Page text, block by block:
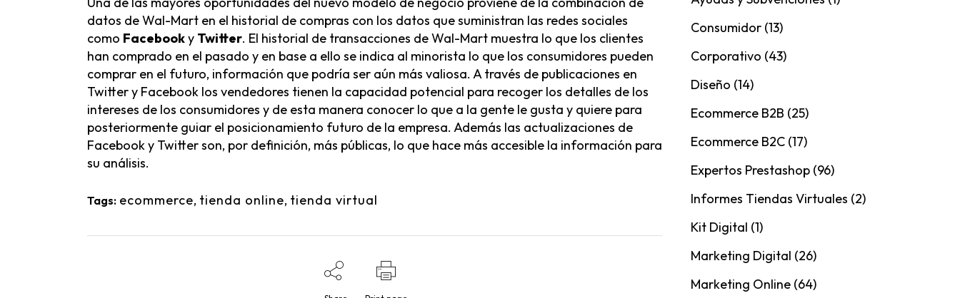
datos de Wal-Mart en el historial de compras con los datos que suministran las redes sociales
como Facebooky Twitter. El historial de transacciones de Wal-Mart muestra lo que los clientes
han comprado en el pasado y en base a ello se indica al minorista lo que los consumidores pueden
comprar en el futuro, información que podría ser aún más valiosa. A través de publicaciones en
Twitter y Facebook los vendedores tienen la capacidad potencial para recoger los detalles de los
intereses de los consumidores y de esta manera conocer lo que a la gente le gusta y quiere para
posteriormente guiar el posicionamiento futuro de la empresa. Además las actualizaciones de
Facebook y Twitter son, por definición, más públicas, lo que hace más accesible la información para
su análisis.
Tags: ecommerce, tienda online, tienda virtual
Consumidor (13)
Corporativo (43)
Diseño (14)
Ecommerce B2B (25)
Ecommerce B2C (17)
Expertos Prestashop (96)
Informes Tiendas Virtuales (2)
Kit Digital (1)
Marketing Digital (26)
Marketing Online (64)